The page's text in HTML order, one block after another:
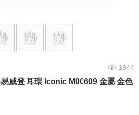
1844
威登 耳環 Iconic M00609 金屬 金色